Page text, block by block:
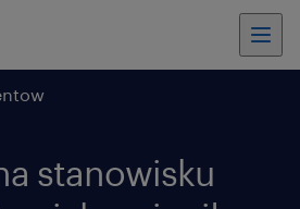
stanowisku